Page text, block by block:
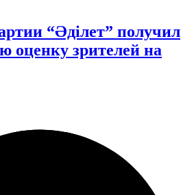
“Әділет” получил
оценку зрителей на